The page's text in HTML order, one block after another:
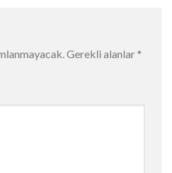
Gerekli alanlar *